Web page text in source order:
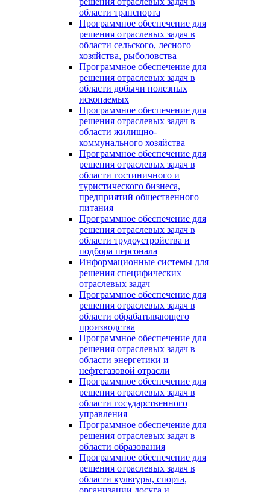
области транспорта
Программное обеспечение для
решения отраслевых задач в
области сельского, лесного
хозяйства, рыболовства
Программное обеспечение для
решения отраслевых задач в
области добычи полезных
ископаемых
Программное обеспечение для
решения отраслевых задач в
области жилищно-
коммунального хозяйства
Программное обеспечение для
решения отраслевых задач в
области гостиничного и
туристического бизнеса,
предприятий общественного
питания
Программное обеспечение для
решения отраслевых задач в
области трудоустройства и
подбора персонала
Информационные системы для
решения специфических
отраслевых задач
Программное обеспечение для
решения отраслевых задач в
области обрабатывающего
производства
Программное обеспечение для
решения отраслевых задач в
области энергетики и
нефтегазовой отрасли
Программное обеспечение для
решения отраслевых задач в
области государственного
управления
Программное обеспечение для
решения отраслевых задач в
области образования
Программное обеспечение для
решения отраслевых задач в
области культуры, спорта,